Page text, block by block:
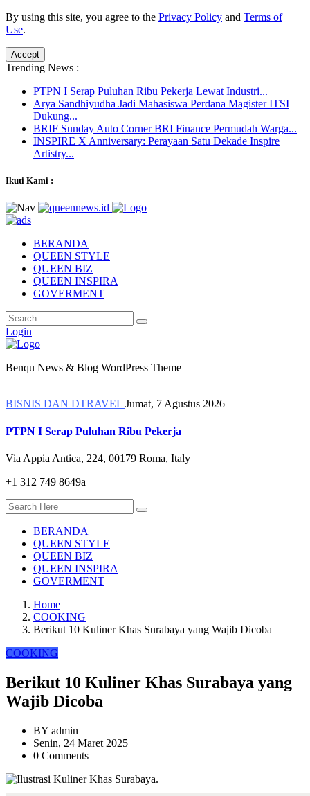
By using this site, you agree to the Privacy Policy and Terms of
Use.
Accept
Trending News :
PTPN I Serap Puluhan Ribu Pekerja Lewat Industri...
Arya Sandhiyudha Jadi Mahasiswa Perdana Magister ITSI
Dukung...
BRIF Sunday Auto Corner BRI Finance Permudah Warga...
INSPIRE X Anniversary: Perayaan Satu Dekade Inspire
Artistry...
Ikuti Kami :
BERANDA
QUEEN STYLE
QUEEN BIZ
QUEEN INSPIRA
GOVERMENT
Login
Benqu News & Blog WordPress Theme
BISNIS DAN DTRAVEL Jumat, 7 Agustus 2026
PTPN I Serap Puluhan Ribu Pekerja
Via Appia Antica, 224, 00179 Roma, Italy
+1 312 749 8649a
BERANDA
QUEEN STYLE
QUEEN BIZ
QUEEN INSPIRA
GOVERMENT
Home
COOKING
Berikut 10 Kuliner Khas Surabaya yang Wajib Dicoba
COOKING
Berikut 10 Kuliner Khas Surabaya yang
Wajib Dicoba
BY admin
Senin, 24 Maret 2025
0 Comments